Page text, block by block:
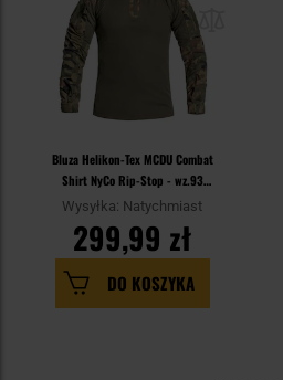
Bluza Helikon-Tex MCDU Combat
Shirt NyCo Rip-Stop - wz.93
Pantera PL Woodland
Wysyłka: Natychmiast
299,99 zł
DO KOSZYKA